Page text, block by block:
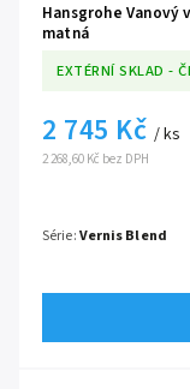
Hansgrohe Vanový
matná
EXTÉRNÍ SKLAD -
2 268,60 Kč bez DPH
2 745 Kč / ks
Série:Vernis Blend